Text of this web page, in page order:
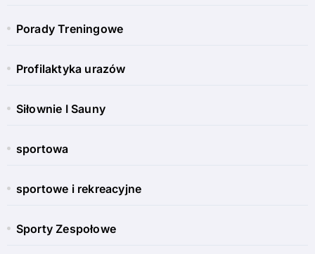
Porady Treningowe
Profilaktyka urazów
Siłownie I Sauny
sportowa
sportowe i rekreacyjne
Sporty Zespołowe